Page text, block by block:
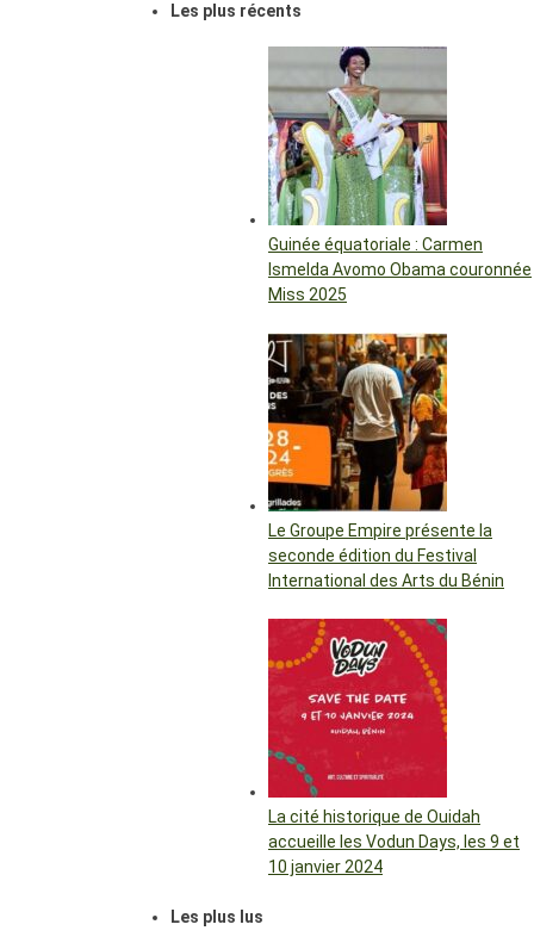
Les plus récents
Guinée équatoriale : Carmen
Ismelda Avomo Obama couronnée
Miss 2025
Le Groupe Empire présente la
seconde édition du Festival
International des Arts du Bénin
La cité historique de Ouidah
accueille les Vodun Days, les 9 et
10 janvier 2024
Les plus lus